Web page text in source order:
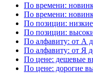
По времени:
По времени:
По позиции:
По позиции:
По алфавиту: от А
По алфавиту: от Я
По цене: дешевые
По цене: дорогие